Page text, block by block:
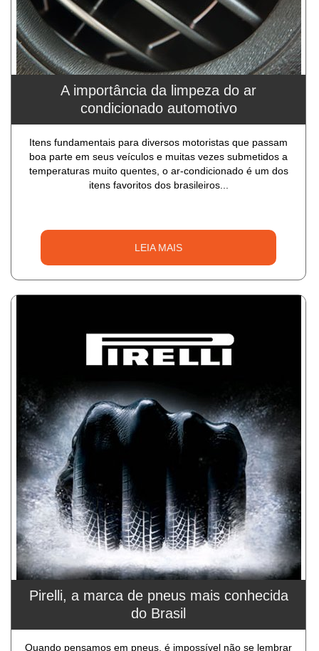
A importância da limpeza do ar
condicionado automotivo
Itens fundamentais para diversos motoristas que passam
boa parte em seus veículos e muitas vezes submetidos a
temperaturas muito quentes, o ar-condicionado é um dos
itens favoritos dos brasileiros...
LEIA MAIS
Pirelli, a marca de pneus mais conhecida
do Brasil
Quando pensamos em pneus, é impossível não se lembrar